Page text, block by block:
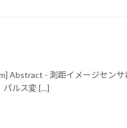
Abstract - 測距イメージセン
パルス変 […]